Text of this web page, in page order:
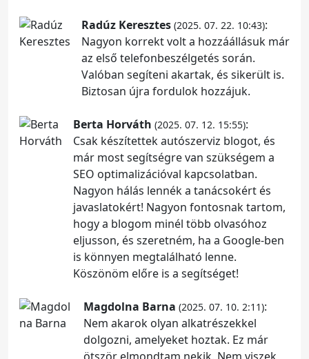
Radúz Keresztes (2025. 07. 22. 10:43):
Nagyon korrekt volt a hozzáállásuk már
az első telefonbeszélgetés során.
Valóban segíteni akartak, és sikerült is.
Biztosan újra fordulok hozzájuk.
Berta Horváth (2025. 07. 12. 15:55):
Csak készítettek autószerviz blogot, és
már most segítségre van szükségem a
SEO optimalizációval kapcsolatban.
Nagyon hálás lennék a tanácsokért és
javaslatokért! Nagyon fontosnak tartom,
hogy a blogom minél több olvasóhoz
eljusson, és szeretném, ha a Google-ben
is könnyen megtalálható lenne.
Köszönöm előre is a segítséget!
Magdolna Barna (2025. 07. 10. 2:11):
Nem akarok olyan alkatrészekkel
dolgozni, amelyeket hoztak. Ez már